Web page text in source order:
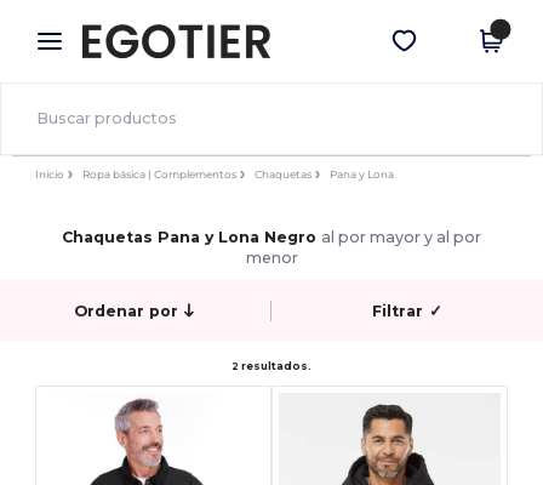
× App de Egotier
¡Mejores precios en app!
Descargar app
Inicio Ropa básica | Complementos Chaquetas Pana y Lona
Chaquetas Pana y Lona Negro al por mayor y al por
menor
Ordenar por Filtrar ✓
2 resultados.